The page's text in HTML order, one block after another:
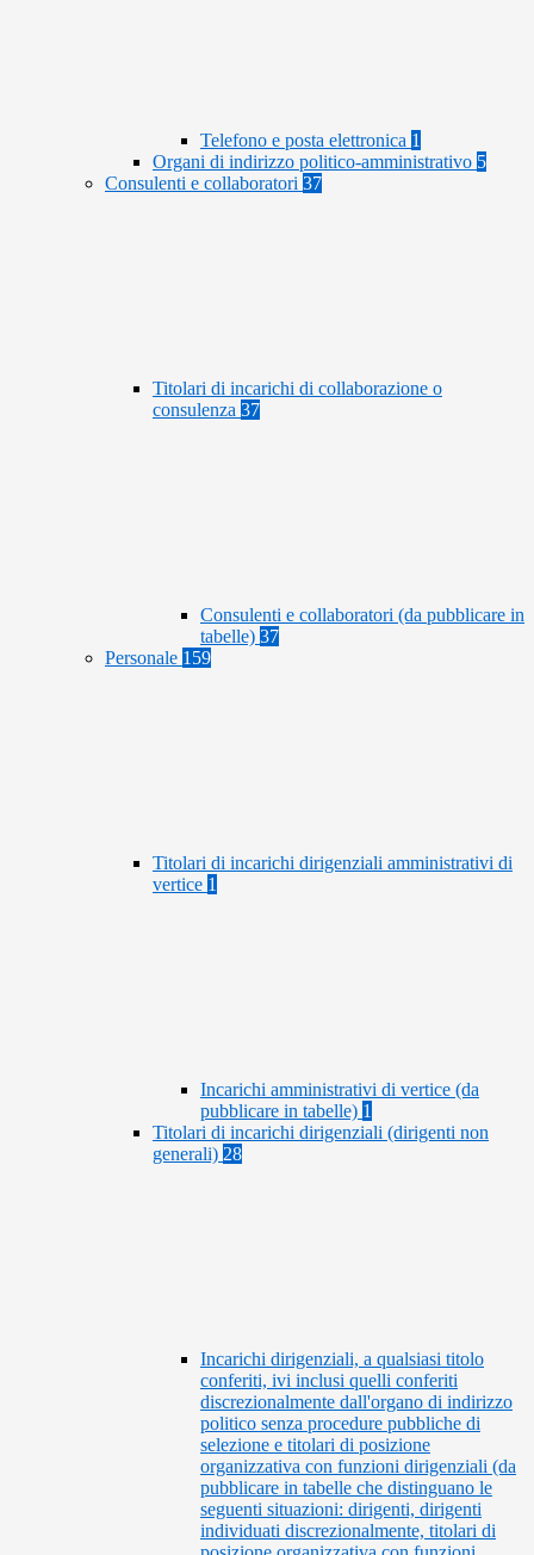
Telefono e posta elettronica 1
Organi di indirizzo politico-amministrativo 5
Consulenti e collaboratori 37
Titolari di incarichi di collaborazione o
consulenza 37
Consulenti e collaboratori (da pubblicare in
tabelle) 37
Personale 159
Titolari di incarichi dirigenziali amministrativi di
vertice 1
Incarichi amministrativi di vertice (da
pubblicare in tabelle) 1
Titolari di incarichi dirigenziali (dirigenti non
generali) 28
Incarichi dirigenziali, a qualsiasi titolo
conferiti, ivi inclusi quelli conferiti
discrezionalmente dall'organo di indirizzo
politico senza procedure pubbliche di
selezione e titolari di posizione
organizzativa con funzioni dirigenziali (da
pubblicare in tabelle che distinguano le
seguenti situazioni: dirigenti, dirigenti
individuati discrezionalmente, titolari di